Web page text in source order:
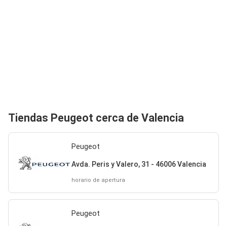
Tiendas Peugeot cerca de Valencia
Peugeot
Avda. Peris y Valero, 31 - 46006 Valencia
horario de apertura
Peugeot